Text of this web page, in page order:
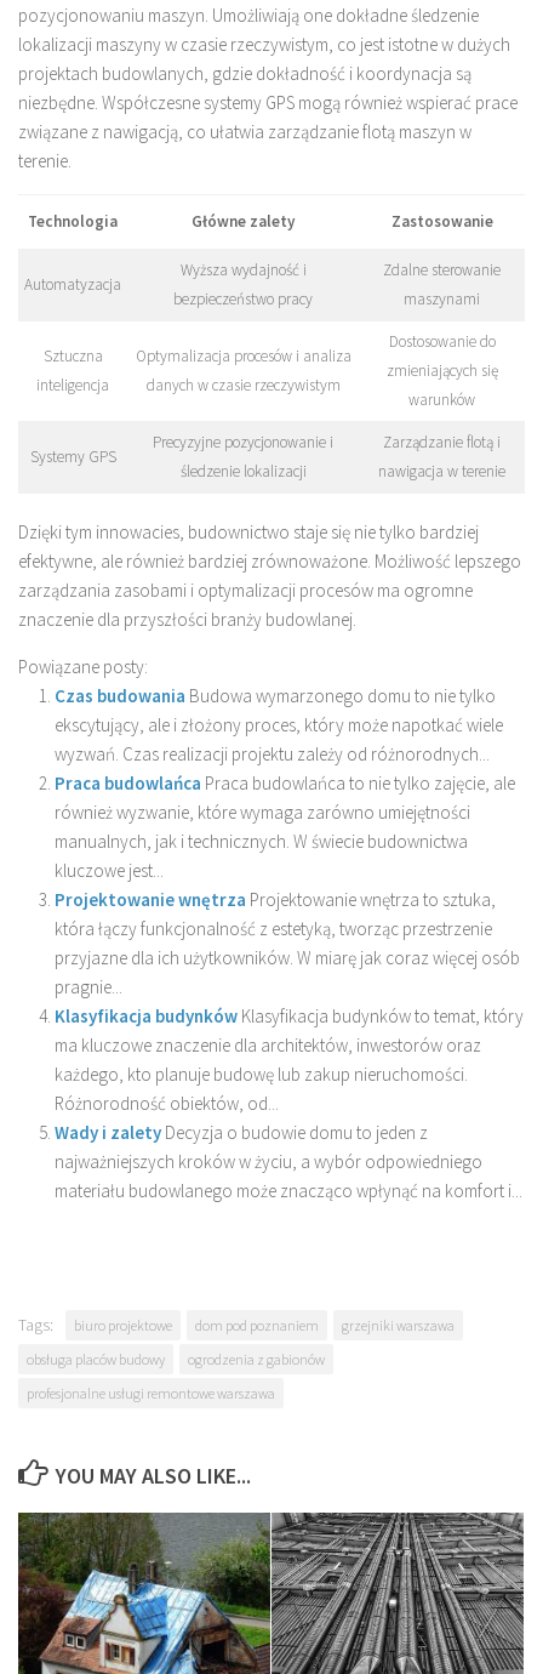
pozycjonowaniu maszyn. Umożliwiają one dokładne śledzenie
lokalizacji maszyny w czasie rzeczywistym, co jest istotne w dużych
projektach budowlanych, gdzie dokładność i koordynacja są
niezbędne. Współczesne systemy GPS mogą również wspierać prace
związane z nawigacją, co ułatwia zarządzanie flotą maszyn w
terenie.
Technologia Główne zalety Zastosowanie
Automatyzacja
Wyższa wydajność i
bezpieczeństwo pracy
Zdalne sterowanie
maszynami
Sztuczna
inteligencja
Optymalizacja procesów i analiza
danych w czasie rzeczywistym
Dostosowanie do
zmieniających się
warunków
Systemy GPS
Precyzyjne pozycjonowanie i
śledzenie lokalizacji
Zarządzanie flotą i
nawigacja w terenie
Dzięki tym innowacies, budownictwo staje się nie tylko bardziej
efektywne, ale również bardziej zrównoważone. Możliwość lepszego
zarządzania zasobami i optymalizacji procesów ma ogromne
znaczenie dla przyszłości branży budowlanej.
Powiązane posty:
Czas budowania Budowa wymarzonego domu to nie tylko
ekscytujący, ale i złożony proces, który może napotkać wiele
wyzwań. Czas realizacji projektu zależy od różnorodnych...
Praca budowlańca Praca budowlańca to nie tylko zajęcie, ale
również wyzwanie, które wymaga zarówno umiejętności
manualnych, jak i technicznych. W świecie budownictwa
kluczowe jest...
Projektowanie wnętrza Projektowanie wnętrza to sztuka,
która łączy funkcjonalność z estetyką, tworząc przestrzenie
przyjazne dla ich użytkowników. W miarę jak coraz więcej osób
pragnie...
Klasyfikacja budynków Klasyfikacja budynków to temat, który
ma kluczowe znaczenie dla architektów, inwestorów oraz
każdego, kto planuje budowę lub zakup nieruchomości.
Różnorodność obiektów, od...
Wady i zalety Decyzja o budowie domu to jeden z
najważniejszych kroków w życiu, a wybór odpowiedniego
materiału budowlanego może znacząco wpłynąć na komfort i...
Tags: biuro projektowe dom pod poznaniem
grzejniki warszawa
obsługa placów budowy
ogrodzenia z gabionów
profesjonalne usługi remontowe warszawa
YOU MAY ALSO LIKE...